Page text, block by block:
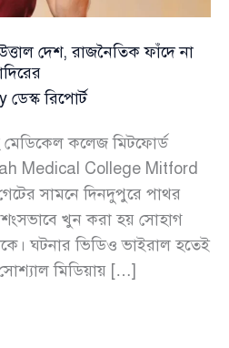
দেশ, রাজনৈতিক ফাঁদে না
ডেস্ক রিপোর্ট
মেডিকেল কলেজ মিটফোর্ড
Medical College Mitford
সামনে দিনদুপুরে পাথর
খুন করা হয় সোহাগ
ঘটনার ভিডিও ভাইরাল হতেই
মিডিয়ায় […]